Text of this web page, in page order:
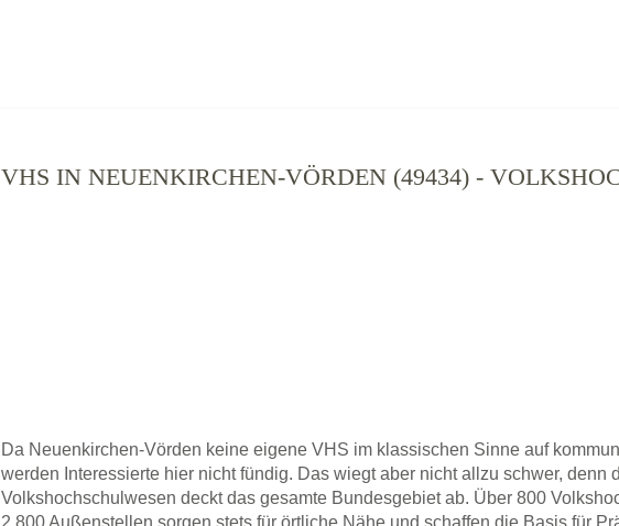
VHS IN NEUENKIRCHEN-VÖRDEN (49434) -
Da Neuenkirchen-Vörden keine eigene VHS im klassischen Sinne auf
werden Interessierte hier nicht fündig. Das wiegt aber nicht allzu schwer, denn
Volkshochschulwesen deckt das gesamte Bundesgebiet ab. Über 800
2.800 Außenstellen sorgen stets für örtliche Nähe und schaffen die Basis für